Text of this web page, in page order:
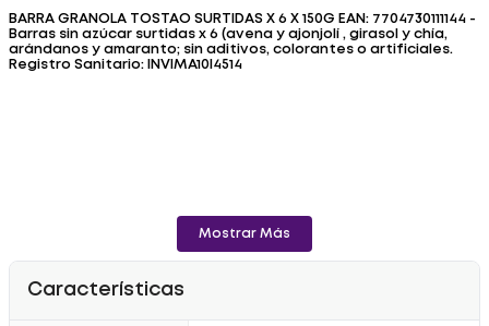
BARRA GRANOLA TOSTAO SURTIDAS X 6 X 150G EAN: 7704730111144 -
Barras sin azúcar surtidas x 6 (avena y ajonjolí , girasol y chía,
arándanos y amaranto; sin aditivos, colorantes o artificiales.
Registro Sanitario: INVIMA10I4514
Mostrar Más
Características